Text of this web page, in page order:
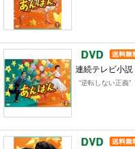
連続テレビ小
“逆転しない正義”